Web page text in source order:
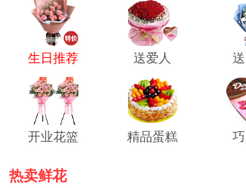
生日推荐 送爱人
开业花篮 精品蛋糕
热卖鲜花